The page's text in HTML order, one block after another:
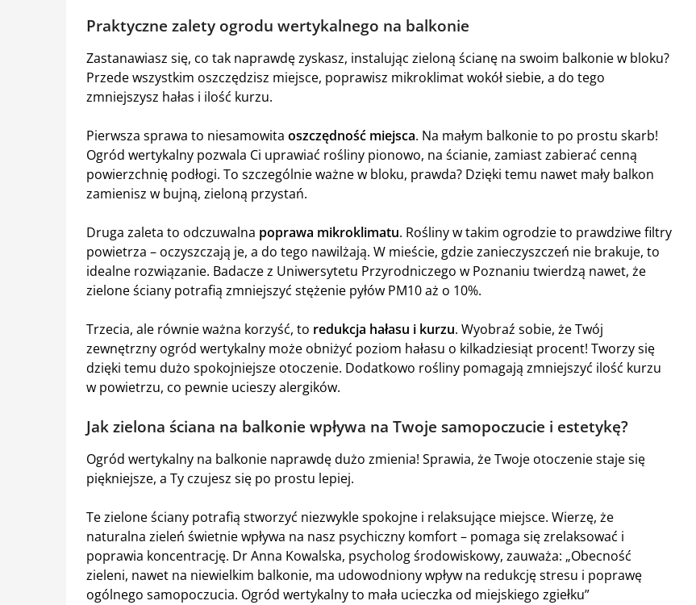
Praktyczne zalety ogrodu wertykalnego na balkonie
Zastanawiasz się, co tak naprawdę zyskasz, instalując zieloną ścianę na swoim balkonie w bloku?
Przede wszystkim oszczędzisz miejsce, poprawisz mikroklimat wokół siebie, a do tego
zmniejszysz hałas i ilość kurzu.
Pierwsza sprawa to niesamowita oszczędność miejsca. Na małym balkonie to po prostu skarb!
Ogród wertykalny pozwala Ci uprawiać rośliny pionowo, na ścianie, zamiast zabierać cenną
powierzchnię podłogi. To szczególnie ważne w bloku, prawda? Dzięki temu nawet mały balkon
zamienisz w bujną, zieloną przystań.
Druga zaleta to odczuwalna poprawa mikroklimatu. Rośliny w takim ogrodzie to prawdziwe filtry
powietrza – oczyszczają je, a do tego nawilżają. W mieście, gdzie zanieczyszczeń nie brakuje, to
idealne rozwiązanie. Badacze z Uniwersytetu Przyrodniczego w Poznaniu twierdzą nawet, że
zielone ściany potrafią zmniejszyć stężenie pyłów PM10 aż o 10%.
Trzecia, ale równie ważna korzyść, to redukcja hałasu i kurzu. Wyobraź sobie, że Twój
zewnętrzny ogród wertykalny może obniżyć poziom hałasu o kilkadziesiąt procent! Tworzy się
dzięki temu dużo spokojniejsze otoczenie. Dodatkowo rośliny pomagają zmniejszyć ilość kurzu
w powietrzu, co pewnie ucieszy alergików.
Jak zielona ściana na balkonie wpływa na Twoje samopoczucie i estetykę?
Ogród wertykalny na balkonie naprawdę dużo zmienia! Sprawia, że Twoje otoczenie staje się
piękniejsze, a Ty czujesz się po prostu lepiej.
Te zielone ściany potrafią stworzyć niezwykle spokojne i relaksujące miejsce. Wierzę, że
naturalna zieleń świetnie wpływa na nasz psychiczny komfort – pomaga się zrelaksować i
poprawia koncentrację. Dr Anna Kowalska, psycholog środowiskowy, zauważa: „Obecność
zieleni, nawet na niewielkim balkonie, ma udowodniony wpływ na redukcję stresu i poprawę
ogólnego samopoczucia. Ogród wertykalny to mała ucieczka od miejskiego zgiełku”